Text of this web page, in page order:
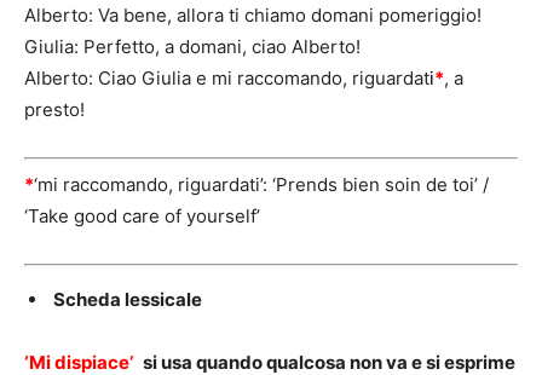
Alberto: Va bene, allora ti chiamo domani pomeriggio!
Giulia: Perfetto, a domani, ciao Alberto!
Alberto: Ciao Giulia e mi raccomando, riguardati*, a
presto!
*‘mi raccomando, riguardati’: ‘Prends bien soin de toi’ /
‘Take good care of yourself’
Scheda lessicale
‘Mi dispiace’ si usa quando qualcosa non va e si esprime